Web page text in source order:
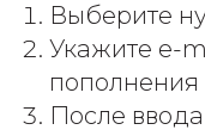
Выберите
Укажите e-
пополнения
После